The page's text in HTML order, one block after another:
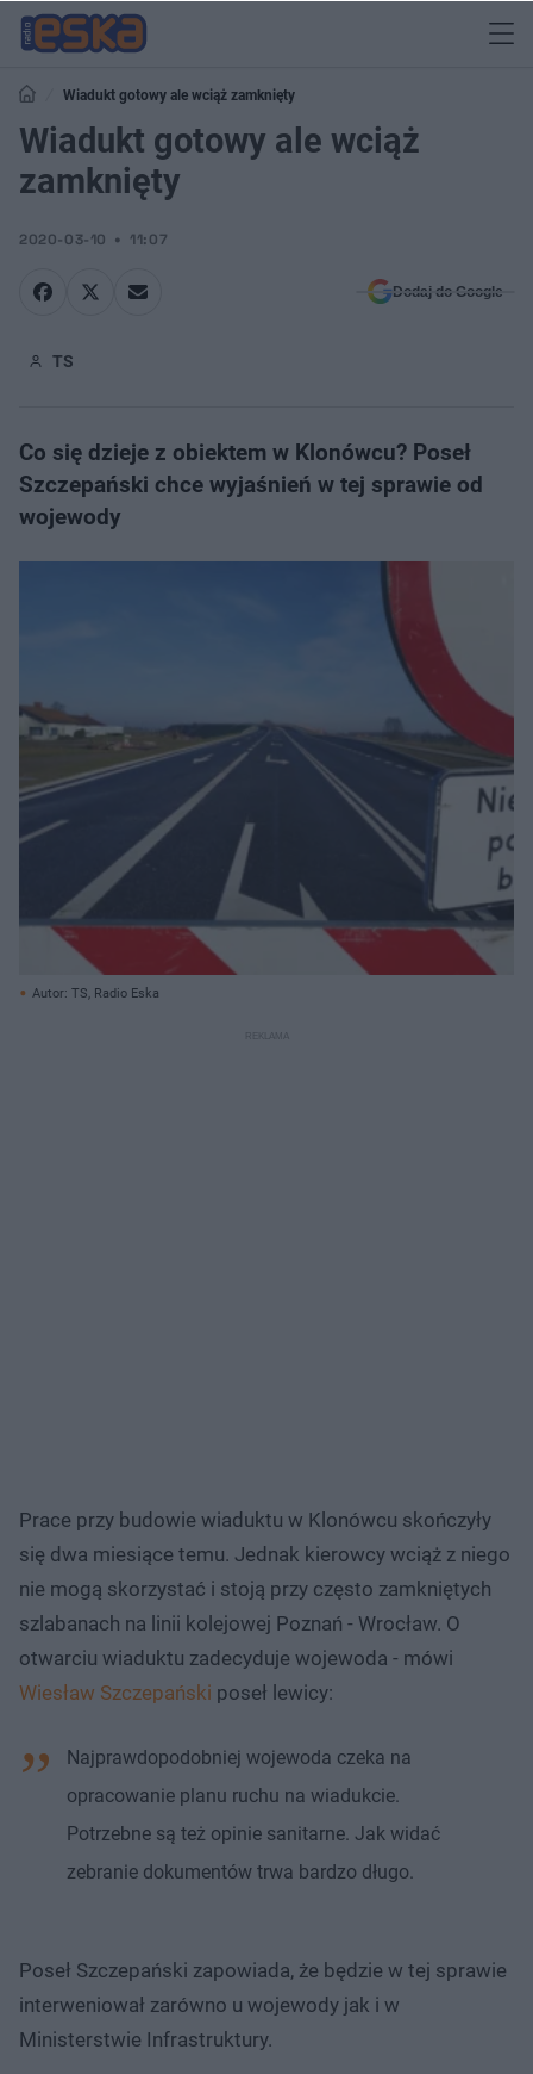
Wiadukt gotowy ale wciąż zamknięty
Wiadukt gotowy ale wciąż
zamknięty
2020-03-10 11:07
Dodaj do Google
TS
Co się dzieje z obiektem w Klonówcu? Poseł
Szczepański chce wyjaśnień w tej sprawie od
wojewody
Autor: TS, Radio Eska
Prace przy budowie wiaduktu w Klonówcu skończyły
się dwa miesiące temu. Jednak kierowcy wciąż z niego
nie mogą skorzystać i stoją przy często zamkniętych
szlabanach na linii kolejowej Poznań - Wrocław. O
otwarciu wiaduktu zadecyduje wojewoda - mówi
Wiesław Szczepański poseł lewicy:
Najprawdopodobniej wojewoda czeka na
opracowanie planu ruchu na wiadukcie.
Potrzebne są też opinie sanitarne. Jak widać
zebranie dokumentów trwa bardzo długo.
Poseł Szczepański zapowiada, że będzie w tej sprawie
interweniował zarówno u wojewody jak i w
Ministerstwie Infrastruktury.